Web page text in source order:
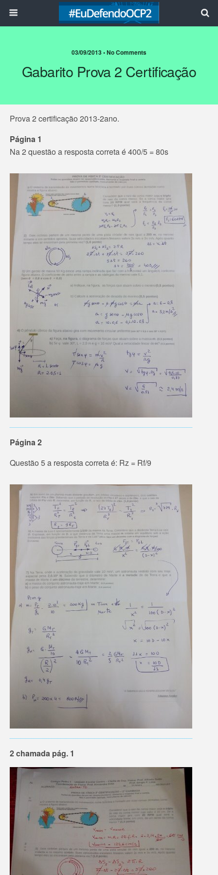
03/09/2013 • No Comments
Gabarito Prova 2 Certificação
Prova 2 certificação 2013-2ano.
Página 1
Na 2 questão a resposta correta é 400/5 = 80s
Página 2
Questão 5 a resposta correta é: Rz = Rf/9
2 chamada pág. 1